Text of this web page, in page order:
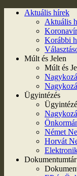
Aktuális hírek
Aktuális
Korábbi
Múlt és Jelen
Múlt és
Ügyintézés
Német
Horvát
Dokumentumtár